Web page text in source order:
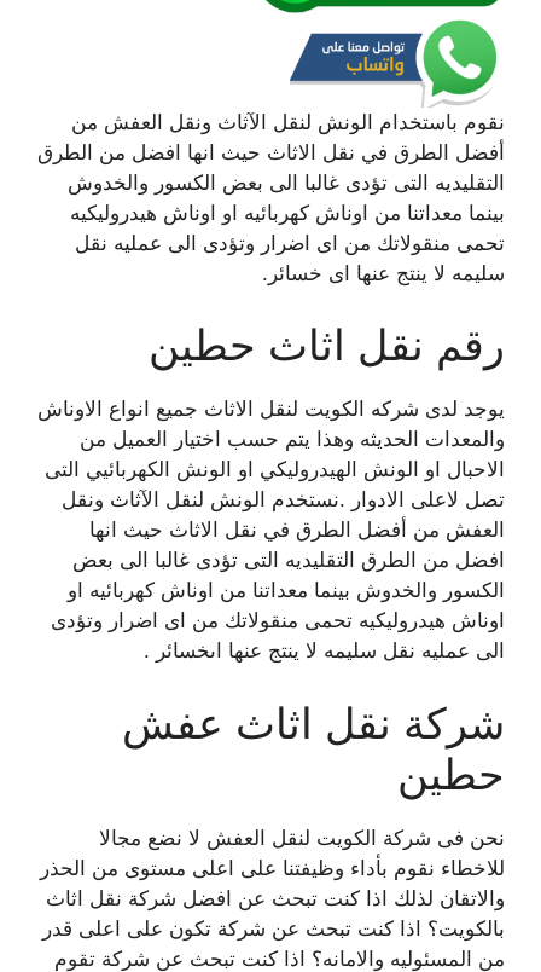
نقوم باستخدام الونش لنقل الآثاث ونقل العفش من
أفضل الطرق في نقل الاثاث حيث انها افضل من الطرق
التقليديه التى تؤدى غالبا الى بعض الكسور والخدوش
بينما معداتنا من اوناش كهربائيه او اوناش هيدروليكيه
تحمى منقولاتك من اى اضرار وتؤدى الى عمليه نقل
سليمه لا ينتج عنها اى خسائر.
رقم نقل اثاث حطين
يوجد لدى شركه الكويت لنقل الاثاث جميع انواع الاوناش
والمعدات الحديثه وهذا يتم حسب اختيار العميل من
الاحبال او الونش الهيدروليكي او الونش الكهربائيي التى
تصل لاعلى الادوار .نستخدم الونش لنقل الآثاث ونقل
العفش من أفضل الطرق في نقل الاثاث حيث انها
افضل من الطرق التقليديه التى تؤدى غالبا الى بعض
الكسور والخدوش بينما معداتنا من اوناش كهربائيه او
اوناش هيدروليكيه تحمى منقولاتك من اى اضرار وتؤدى
الى عمليه نقل سليمه لا ينتج عنها اىخسائر .
شركة نقل اثاث عفش
حطين
نحن فى شركة الكويت لنقل العفش لا نضع مجالا
للاخطاء نقوم بأداء وظيفتنا على اعلى مستوى من الحذر
والاتقان لذلك اذا كنت تبحث عن افضل شركة نقل اثاث
بالكويت؟ اذا كنت تبحث عن شركة تكون على اعلى قدر
من المسئوليه والامانه؟ اذا كنت تبحث عن شركة تقوم